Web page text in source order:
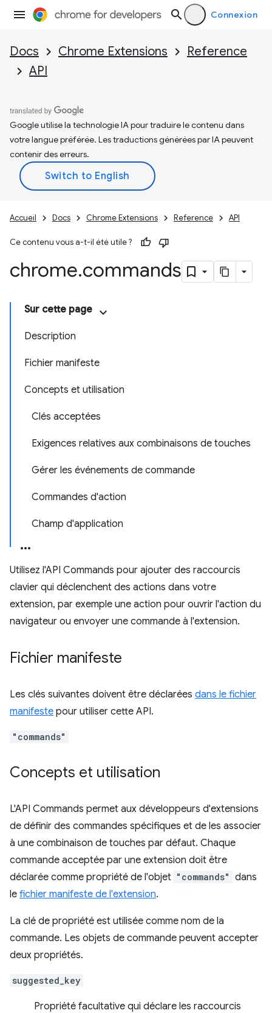
Connexion
Docs Chrome Extensions
Reference
API
Google utilise la technologie IA pour traduire le contenu dans
votre langue préférée. Les traductions générées par IA peuvent
contenir des erreurs.
Accueil Docs Chrome Extensions Reference API
Ce contenu vous a-t-il été utile ?
chrome.commands
Sur cette page
Description
Fichier manifeste
Concepts et utilisation
Clés acceptées
Exigences relatives aux combinaisons de touches
Gérer les événements de commande
Commandes d'action
Champ d'application
Utilisez l'API Commands pour ajouter des raccourcis
clavier qui déclenchent des actions dans votre
extension, par exemple une action pour ouvrir l'action du
navigateur ou envoyer une commande à l'extension.
Fichier manifeste
Les clés suivantes doivent être déclarées dans le fichier
manifeste pour utiliser cette API.
"commands"
Concepts et utilisation
L'API Commands permet aux développeurs d'extensions
de définir des commandes spécifiques et de les associer
à une combinaison de touches par défaut. Chaque
commande acceptée par une extension doit être
déclarée comme propriété de l'objet "commands" dans
le fichier manifeste de l'extension.
La clé de propriété est utilisée comme nom de la
commande. Les objets de commande peuvent accepter
deux propriétés.
suggested_key
Propriété facultative qui déclare les raccourcis